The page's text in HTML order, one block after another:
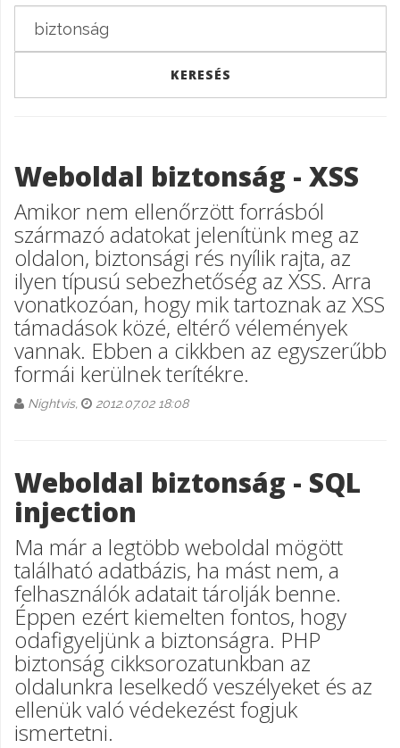
Weboldal biztonság - XSS
Amikor nem ellenőrzött forrásból
származó adatokat jelenítünk meg az
oldalon, biztonsági rés nyílik rajta, az
ilyen típusú sebezhetőség az XSS. Arra
vonatkozóan, hogy mik tartoznak az XSS
támadások közé, eltérő vélemények
vannak. Ebben a cikkben az egyszerűbb
formái kerülnek terítékre.
Nightvis, 2012.07.02 18:08
Weboldal biztonság - SQL
injection
Ma már a legtöbb weboldal mögött
található adatbázis, ha mást nem, a
felhasználók adatait tárolják benne.
Éppen ezért kiemelten fontos, hogy
odafigyeljünk a biztonságra. PHP
biztonság cikksorozatunkban az
oldalunkra leselkedő veszélyeket és az
ellenük való védekezést fogjuk
ismertetni.